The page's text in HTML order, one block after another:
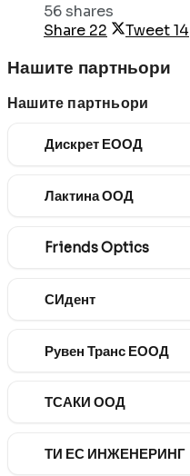
56 shares
Share 22 Tweet14
Нашите партньори
Нашите партньори
Дискрет ЕООД
Лактина ООД
Friends Optics
СИдент
Рувен Транс ЕООД
ТСАКИ ООД
ТИ ЕС ИНЖЕНЕРИНГ